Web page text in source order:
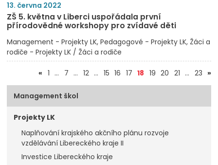
13. června 2022
ZŠ 5. května v Liberci uspořádala první
přírodovědné workshopy pro zvídavé děti
Management - Projekty LK Pedagogové - Projekty LK Žáci a
rodiče - Projekty LK / Žáci a rodiče
« 1 … 7 … 12 … 15 16 17 18 (aktuální)
19 20 21 … 23 »
Management škol
Projekty LK
Naplňování krajského akčního plánu rozvoje
vzdělávání Libereckého kraje II
Investice Libereckého kraje